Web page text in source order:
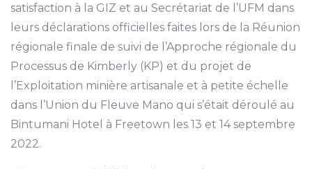
satisfaction à la GIZ et au Secrétariat de l’UFM dans
leurs déclarations officielles faites lors de la Réunion
régionale finale de suivi de l’Approche régionale du
Processus de Kimberly (KP) et du projet de
l’Exploitation minière artisanale et à petite échelle
dans l’Union du Fleuve Mano qui s’était déroulé au
Bintumani Hotel à Freetown les 13 et 14 septembre
2022.